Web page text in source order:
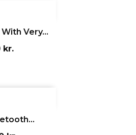
Very...
kr.